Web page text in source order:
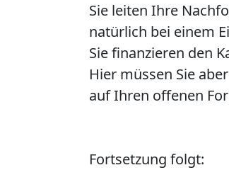
Sie leiten Ihre
natürlich bei einem
Sie finanzieren den
Hier müssen Sie
auf Ihren offenen
Fortsetzung folgt: